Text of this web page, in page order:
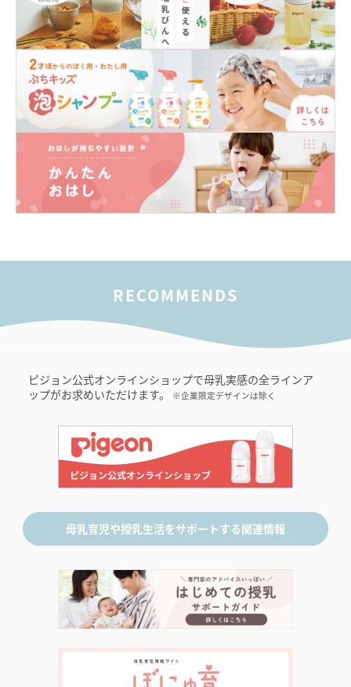
RECOMMENDS
ピジョン公式オンラインショップで母乳実感の全ラインア
ップがお求めいただけます。
※企業限定デザインは除く
母乳育児や授乳生活をサポートする関連情報